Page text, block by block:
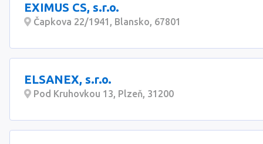
EXIMUS CS, s.r.o.
Čapkova 22/1941, Blansko, 67801
ELSANEX, s.r.o.
Pod Kruhovkou 13, Plzeň, 31200